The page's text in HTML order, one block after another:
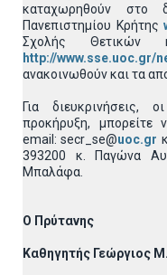
καταχωρηθούν στο
Πανεπιστημίου Κρήτης
Σχολής Θετικών
http://www.sse.uoc.gr/
ανακοινωθούν και τα
Για διευκρινήσεις,
προκήρυξη, μπορείτε
email: secr_se@uoc.gr
393200 κ. Παγώνα
Μπαλάφα.
Ο Πρύτανης
Καθηγητής Γεώργιος